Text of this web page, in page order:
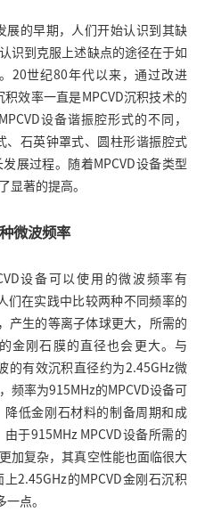
展的早期，人们开始认识到其缺
识到克服上述缺点的途径在于如
20世纪80年代以来，通过改进
效率一直是MPCVD沉积技术的
设备谐振腔形式的不同，
、石英钟罩式、圆柱形谐振腔式
展过程。随着MPCVD设备类型
显著的提高。
微波频率
设备可以使用的微波频率有
们在实践中比较两种不同频率的
产生的等离子体球更大，所需的
金刚石膜的直径也会更大。与
的有效沉积直径约为2.45GHz微
频率为915MHz的MPCVD设备可
低金刚石材料的制备周期和成
于915MHz MPCVD设备所需的
加复杂，其真空性能也面临很大
2.45GHz的MPCVD金刚石沉积
点。